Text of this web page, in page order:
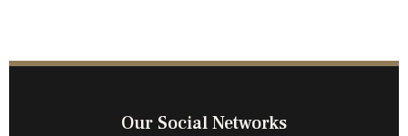
Our Social Networks